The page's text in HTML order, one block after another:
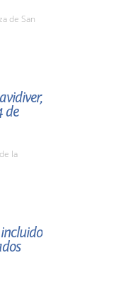
de San
de
la